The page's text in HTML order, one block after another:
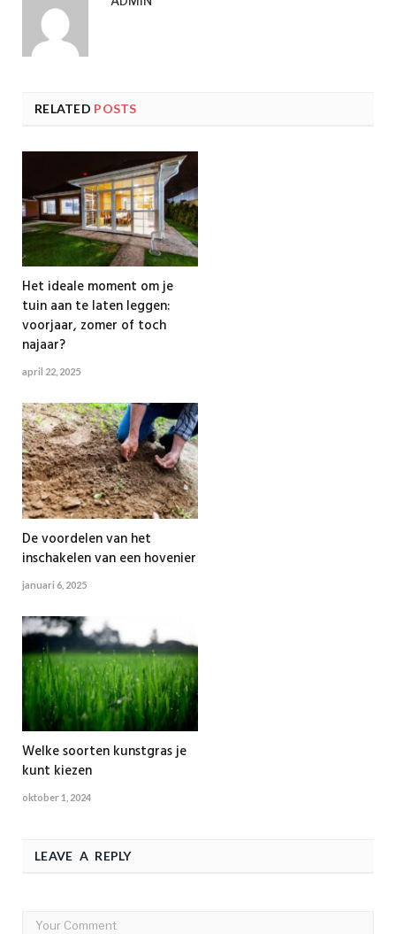
RELATED POSTS
Het ideale moment om je
tuin aan te laten leggen:
voorjaar, zomer of toch
najaar?
april 22, 2025
De voordelen van het
inschakelen van een hovenier
januari 6, 2025
Welke soorten kunstgras je
kunt kiezen
oktober 1, 2024
LEAVE A REPLY